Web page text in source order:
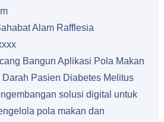
Alam Rafflesia
Bangun Aplikasi Pola Makan
Pasien Diabetes Melitus
solusi digital untuk
pola makan dan